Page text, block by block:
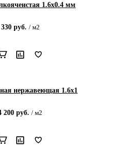
1.6х0.4 мм
330руб. / м2
нержавеющая 1.6х1
200 руб. / м2